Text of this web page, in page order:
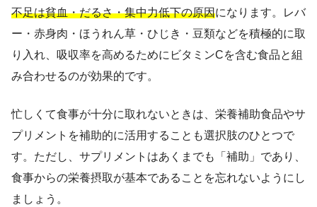
不足は貧血・だるさ・集中力低下の原因になります。レバ
ー・赤身肉・ほうれん草・ひじき・豆類などを積極的に取
り入れ、吸収率を高めるためにビタミンCを含む食品と組
み合わせるのが効果的です。
忙しくて食事が十分に取れないときは、栄養補助食品やサ
プリメントを補助的に活用することも選択肢のひとつで
す。ただし、サプリメントはあくまでも「補助」であり、
食事からの栄養摂取が基本であることを忘れないようにし
ましょう。